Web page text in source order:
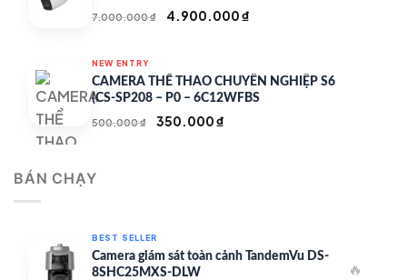
7.000.000₫
Giá
7.000.000 ₫.
4.900.000₫
là:
4.900.000 ₫.
NEW ENTRY
CAMERA THỂ THAO CHUYÊN NGHIỆP S6
(CS-SP208 – P0 – 6C12WFBS
500.000₫
Giá
350.000₫
BÁN CHẠY
BEST SELLER
Camera giám sát toàn cảnh TandemVu DS-
8SHC25MXS-DLW
🔥